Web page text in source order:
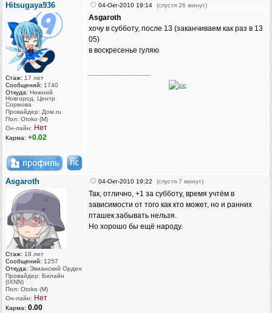
Hitsugaya936
Стаж: 17 лет
Сообщений: 1740
Откуда: Нижний
Новгород, Центр
Сормова
Провайдер: Дом.ru
Пол: Otoko (M)
Он-лайн: Нет
Карма: +0.02
04-Окт-2010 19:14 (спустя 26 минут)
Asgaroth
хочу в субботу, после 13 (заканчиваем как раз в 13
05)
в воскресенье гуляю
Asgaroth
Стаж: 18 лет
Сообщений: 1257
Откуда: Эвианский Орден
Провайдер: Билайн
(IXNN)
Пол: Otoko (M)
Он-лайн: Нет
Карма: 0.00
04-Окт-2010 19:22 (спустя 7 минут)
Так, отлично, +1 за субботу, время учтём в
зависимости от того как кто может, но и ранних
пташек забывать нельзя.
Но хорошо бы ещё народу.